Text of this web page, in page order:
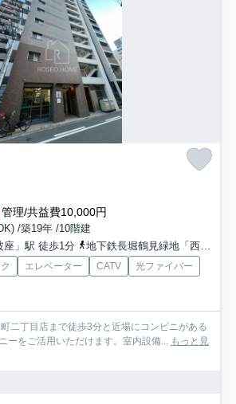
管理/共益費10,000円
/築19年 /10階建
座」駅 徒歩1分
地下鉄長堀鶴見緑地「西長堀」駅 徒歩12分
エレベーター CATV
光ファイバー
二丁目店まで徒歩3分と近場にコンビニがある
ーをご活用いただけます。室内設備...
もっと見